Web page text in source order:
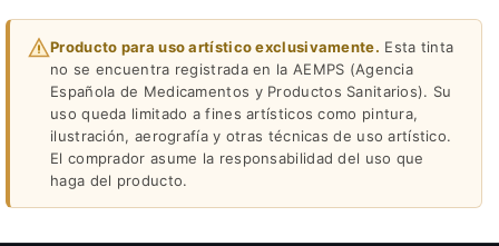
Producto para uso artístico exclusivamente. Esta tinta
no se encuentra registrada en la AEMPS (Agencia
Española de Medicamentos y Productos Sanitarios). Su
uso queda limitado a fines artísticos como pintura,
ilustración, aerografía y otras técnicas de uso artístico.
El comprador asume la responsabilidad del uso que
haga del producto.